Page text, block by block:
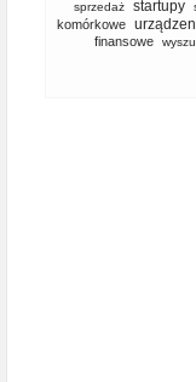
sprzedaż
startupy
komórkowe
finansowe